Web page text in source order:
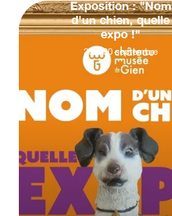
Exposition : "Nom
d'un chien, quelle
expo !"
20 30 septembre